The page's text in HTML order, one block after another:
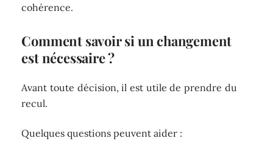
cohérence.
Comment savoir si un changement
est nécessaire ?
Avant toute décision, il est utile de prendre du
recul.
Quelques questions peuvent aider :